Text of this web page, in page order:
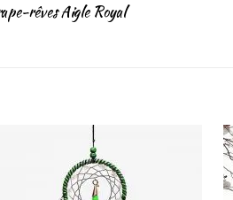
rêves Aigle Royal